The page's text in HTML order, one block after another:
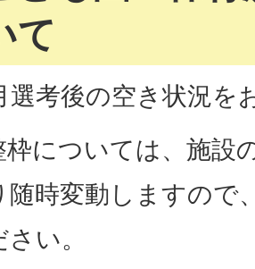
て
選考後の空き状況を
については、施設
随時変動しますので
い。